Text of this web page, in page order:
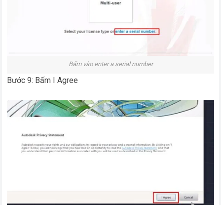
Bấm vào enter a serial number
Bước 9: Bấm I Agree